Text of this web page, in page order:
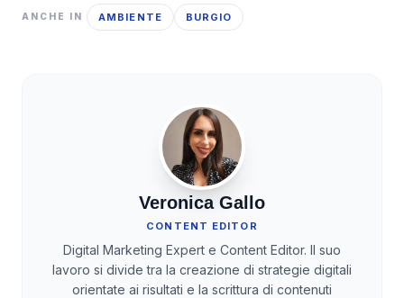
ANCHE IN AMBIENTE BURGIO
Veronica Gallo
CONTENT EDITOR
Digital Marketing Expert e Content Editor. Il suo
lavoro si divide tra la creazione di strategie digitali
orientate ai risultati e la scrittura di contenuti